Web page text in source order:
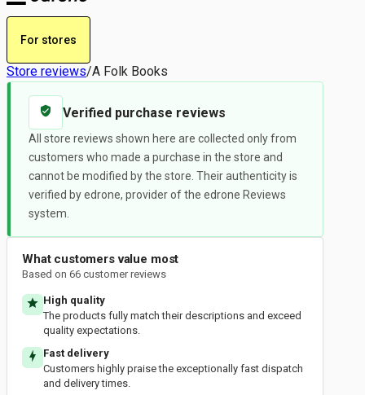
For stores
Store reviews/A Folk Books
Verified purchase reviews
All store reviews shown here are collected only from
customers who made a purchase in the store and
cannot be modified by the store. Their authenticity is
verified by edrone, provider of the edrone Reviews
system.
What customers value most
Based on 66 customer reviews
High quality
The products fully match their descriptions and exceed
quality expectations.
Fast delivery
Customers highly praise the exceptionally fast dispatch
and delivery times.